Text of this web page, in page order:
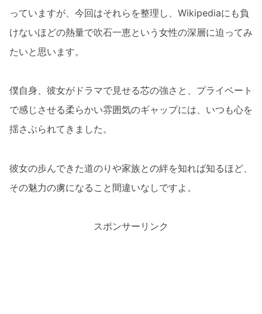
っていますが、今回はそれらを整理し、Wikipediaにも負
けないほどの熱量で吹石一恵という女性の深層に迫ってみ
たいと思います。
僕自身、彼女がドラマで見せる芯の強さと、プライベート
で感じさせる柔らかい雰囲気のギャップには、いつも心を
揺さぶられてきました。
彼女の歩んできた道のりや家族との絆を知れば知るほど、
その魅力の虜になること間違いなしですよ。
スポンサーリンク